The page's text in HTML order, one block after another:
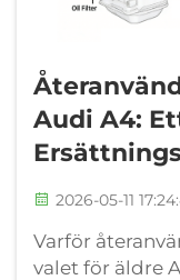
Audi A4:
2026-05-11
Varför
valet för äldre